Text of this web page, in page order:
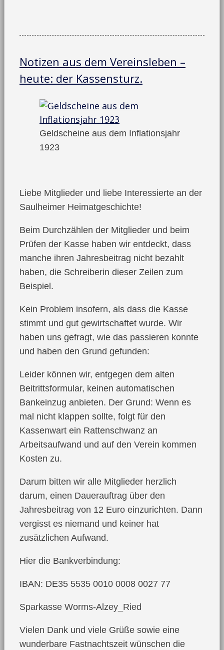
Notizen aus dem Vereinsleben –
heute: der Kassensturz.
Geldscheine aus dem Inflationsjahr
1923
Liebe Mitglieder und liebe Interessierte an der
Saulheimer Heimatgeschichte!
Beim Durchzählen der Mitglieder und beim
Prüfen der Kasse haben wir entdeckt, dass
manche ihren Jahresbeitrag nicht bezahlt
haben, die Schreiberin dieser Zeilen zum
Beispiel.
Kein Problem insofern, als dass die Kasse
stimmt und gut gewirtschaftet wurde. Wir
haben uns gefragt, wie das passieren konnte
und haben den Grund gefunden:
Leider können wir, entgegen dem alten
Beitrittsformular, keinen automatischen
Bankeinzug anbieten. Der Grund: Wenn es
mal nicht klappen sollte, folgt für den
Kassenwart ein Rattenschwanz an
Arbeitsaufwand und auf den Verein kommen
Kosten zu.
Darum bitten wir alle Mitglieder herzlich
darum, einen Dauerauftrag über den
Jahresbeitrag von 12 Euro einzurichten. Dann
vergisst es niemand und keiner hat
zusätzlichen Aufwand.
Hier die Bankverbindung:
IBAN: DE35 5535 0010 0008 0027 77
Sparkasse Worms-Alzey_Ried
Vielen Dank und viele Grüße sowie eine
wunderbare Fastnachtszeit wünschen die